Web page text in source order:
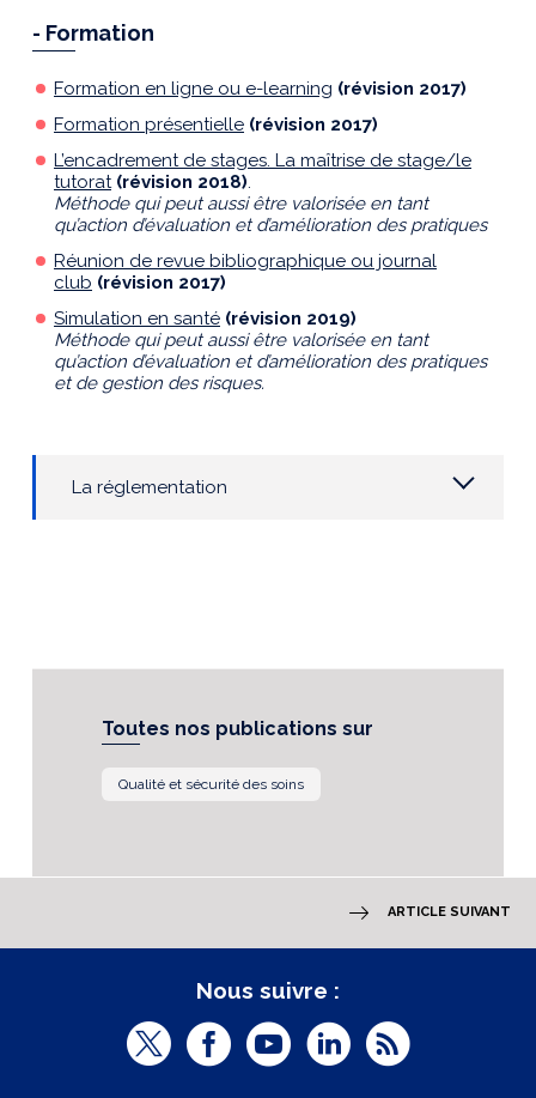
- Formation
Formation en ligne ou e-learning (révision 2017)
Formation présentielle (révision 2017)
L’encadrement de stages. La maîtrise de stage/le
tutorat (révision 2018).
Méthode qui peut aussi être valorisée en tant
qu’action d’évaluation et d’amélioration des pratiques
Réunion de revue bibliographique ou journal
club (révision 2017)
Simulation en santé (révision 2019)
Méthode qui peut aussi être valorisée en tant
qu’action d’évaluation et d’amélioration des pratiques
et de gestion des risques.
La réglementation
Toutes nos publications sur
Qualité et sécurité des soins
ARTICLE SUIVANT
Nous suivre :
T
F
Y
L
R